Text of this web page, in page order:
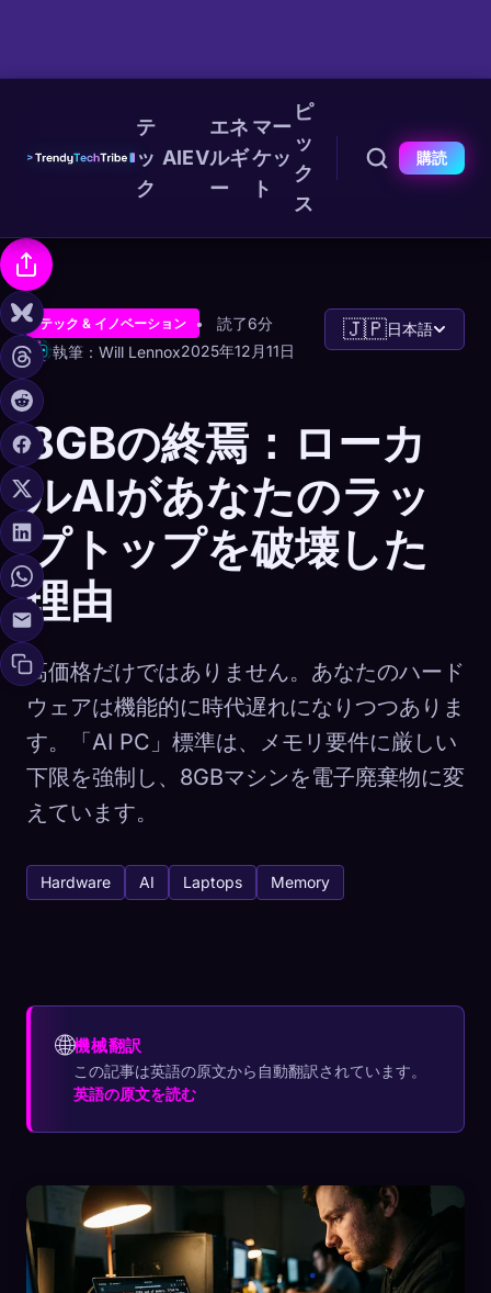
テ
ッ
ク
AIEV
エネ
ルギ
ー
マー
ケッ
ト
ピ
ッ
ク
ス
購読
テック & イノベーション
読了6分
執筆：Will Lennox2025年12月11日
🇯🇵日本語
8GBの終焉：ローカ
ルAIがあなたのラッ
プトップを破壊した
理由
高価格だけではありません。あなたのハード
ウェアは機能的に時代遅れになりつつありま
す。「AI PC」標準は、メモリ要件に厳しい
下限を強制し、8GBマシンを電子廃棄物に変
えています。
Hardware AI Laptops Memory
🌐機械翻訳
この記事は英語の原文から自動翻訳されています。
英語の原文を読む